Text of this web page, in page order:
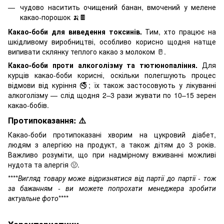
чудово наситить очищений банан, вмочений у мелене
какао-порошок 🍌🍫
Какао-боби для виведення токсинів. Тим, хто працює на
шкідливому виробництві, особливо корисно щодня натще
випивати склянку теплого какао з молоком 🥛.
Какао-боби проти алкоголізму та тютюнопаління. Для
курців какао-боби корисні, оскільки полегшують процес
відмови від куріння 🚭; їх також застосовують у лікуванні
алкоголізму — слід щодня 2–3 рази жувати по 10–15 зерен
какао-бобів.
Протипоказання: ⚠️
Какао-боби протипоказані хворим на цукровий діабет,
людям з алергією на продукт, а також дітям до 3 років.
Важливо розуміти, що при надмірному вживанні можливі
нудота та алергія 🤢.
****Вигляд товару може відризнятися від партії до партії - тож
за бажанням - ви можете попрохати менеджера зробити
актуальне фото****